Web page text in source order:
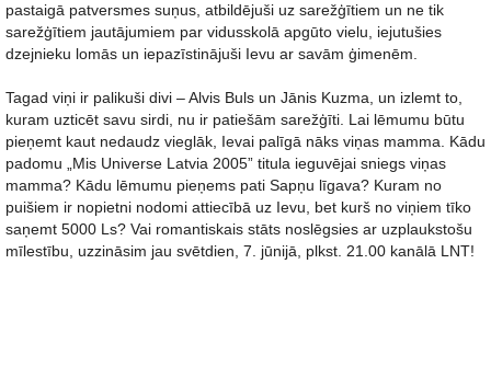
pastaigā patversmes suņus, atbildējuši uz sarežģītiem un ne tik
sarežģītiem jautājumiem par vidusskolā apgūto vielu, iejutušies
dzejnieku lomās un iepazīstinājuši Ievu ar savām ģimenēm.
Tagad viņi ir palikuši divi – Alvis Buls un Jānis Kuzma, un izlemt to,
kuram uzticēt savu sirdi, nu ir patiešām sarežģīti. Lai lēmumu būtu
pieņemt kaut nedaudz vieglāk, Ievai palīgā nāks viņas mamma. Kādu
padomu „Mis Universe Latvia 2005” titula ieguvējai sniegs viņas
mamma? Kādu lēmumu pieņems pati Sapņu līgava? Kuram no
puišiem ir nopietni nodomi attiecībā uz Ievu, bet kurš no viņiem tīko
saņemt 5000 Ls? Vai romantiskais stāts noslēgsies ar uzplaukstošu
mīlestību, uzzināsim jau svētdien, 7. jūnijā, plkst. 21.00 kanālā LNT!